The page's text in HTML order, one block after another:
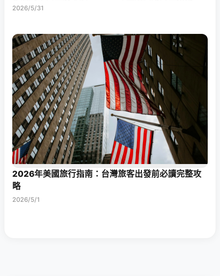
2026/5/31
2026年美國旅行指南：台灣旅客出發前必讀完整攻
略
2026/5/1